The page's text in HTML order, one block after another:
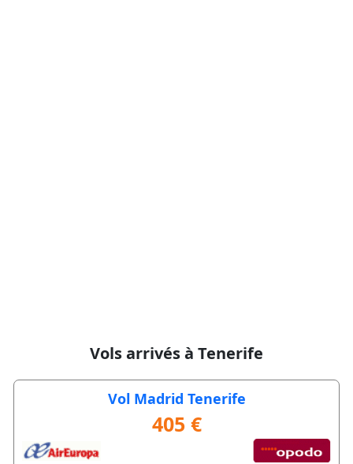
Vols arrivés à Tenerife
Vol Madrid Tenerife
405 €